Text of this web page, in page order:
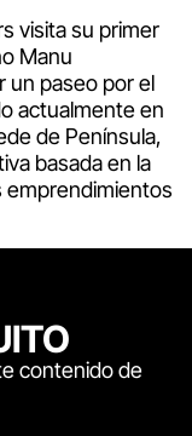
visita su primer
Manu
un paseo por el
actualmente en
de Península,
basada en la
contenido de